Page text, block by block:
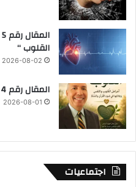
القلوب “
2026-08-02
المقال رقم 4 من سلسلة عيادة القلوب
2026-08-01
اجتماعيات